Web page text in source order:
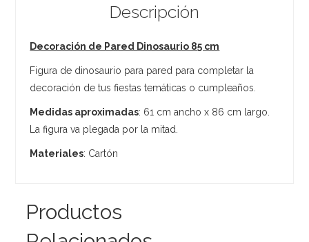
Descripción
Decoración de Pared Dinosaurio 85 cm
Figura de dinosaurio para pared para completar la
decoración de tus fiestas temáticas o cumpleaños.
Medidas aproximadas: 61 cm ancho x 86 cm largo.
La figura va plegada por la mitad.
Materiales: Cartón
Productos